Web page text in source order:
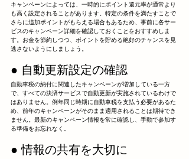
キャンペーンによっては、一時的にポイント還元率が通常より
も高く設定されることがあります。特定の条件を満たすことで
さらに追加ポイントがもらえる場合もあるため、事前に各サー
ビスのキャンペーン詳細を確認しておくことをおすすめしま
す。お金を節約しつつ、ポイントを貯める絶好のチャンスを見
逃さないようにしましょう。
● 自動更新設定の確認
自動車税の納付に関連したキャンペーンが増加している一方
で、すべての決済サービスで自動更新が実施されているわけで
はありません。例年同じ時期に自動車税を支払う必要があるた
め、前年のキャンペーンがそのまま適用されることは期待でき
ません。最新のキャンペーン情報を常に確認し、手動で参加す
る準備をお忘れなく。
● 情報の共有を大切に